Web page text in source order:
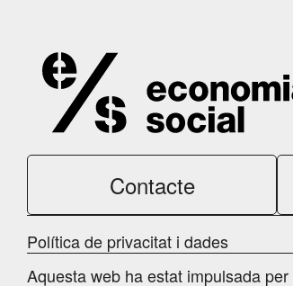
Contacte
Política de privacitat i dades
Aquesta web ha estat impulsada per